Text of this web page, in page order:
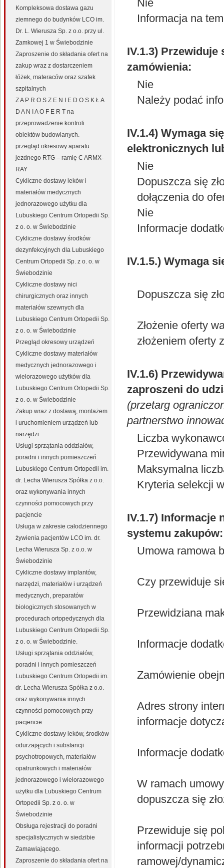
Nie
Informacja na
IV.1.3)
zamówienia:
Nie
Należy podać
IV.1.4) Wymaga
elektronicznych
Nie
Dopuszcza się
dołączenia do
Nie
Informacje
IV.1.5.) Wymaga
Dopuszcza się
Złożenie oferty
złożeniem oferty
IV.1.6)
zaproszeni do
(przetarg
partnerstwo
Liczba
Przewidywana
Maksymalna
Kryteria selekcji
IV.1.7) Informacje
systemu zakupów:
Umowa ramowa
Czy przewiduje
Przewidziana
Informacje
Zamówienie
Adres strony
informacje
Informacje
W ramach
dopuszcza się
Przewiduje się
informacji
ramowej/
Kompleksowa dostawa gazu
ziemnego do budynków LCO im.
Dr. L. Wierusza Sp. z o.o. przy ul.
Zamkowej 1 w Świebodzinie
Zaproszenie do składania ofert na
zakup wraz z dostarczeniem
łóżek, materaców oraz szafek
szpitalnych
Z A P R O S Z E N I E D O S K Ł A
D A N I A O F E R T na
przeprowadzenie kontroli
obiektów budowlanych.
przegląd okresowy aparatu
jezdnego RTG – ramię C ARMX-
RAY
Cykliczne dostawy leków i
materiałów medycznych
jednorazowego użytku dla
Lubuskiego Centrum Ortopedii Sp.
z o. o. w Świebodzinie
Cykliczne dostawy środków
dezynfekcyjnych dla Lubuskiego
Centrum Ortopedii Sp. z o. o. w
Świebodzinie
Cykliczne dostawy nici
chirurgicznych oraz innych
materiałów szewnych dla
Lubuskiego Centrum Ortopedii Sp.
z o. o. w Świebodzinie
Przegląd okresowy urządzeń
Cykliczne dostawy materiałów
medycznych jednorazowego i
wielorazowego użytków dla
Lubuskiego Centrum Ortopedii Sp.
z o. o. w Świebodzinie
Zakup wraz z dostawą, montażem
i uruchomieniem urządzeń lub
narzędzi
Usługi sprzątania oddziałów,
poradni i innych pomieszczeń
Lubuskiego Centrum Ortopedii im.
dr. Lecha Wierusza Spółka z o.o.
oraz wykonywania innych
czynności pomocowych przy
pacjencie
Usługa w zakresie całodziennego
żywienia pacjentów LCO im. dr.
Lecha Wierusza Sp. z o.o. w
Świebodzinie
Cykliczne dostawy implantów,
narzędzi, materiałów i urządzeń
medycznych, preparatów
biologicznych stosowanych w
procedurach ortopedycznych dla
Lubuskiego Centrum Ortopedii Sp.
z o. o. w Świebodzinie.
Usługi sprzątania oddziałów,
poradni i innych pomieszczeń
Lubuskiego Centrum Ortopedii im.
dr. Lecha Wierusza Spółka z o.o.
oraz wykonywania innych
czynności pomocowych przy
pacjencie.
Cykliczne dostawy leków, środków
odurzających i substancji
psychotropowych, materiałów
opatrunkowych i materiałów
jednorazowego i wielorazowego
użytku dla Lubuskiego Centrum
Ortopedii Sp. z o. o. w
Świebodzinie
Obsługa rejestracji do poradni
specjalistycznych w siedzibie
Zamawiającego.
Zaproszenie do składania ofert na